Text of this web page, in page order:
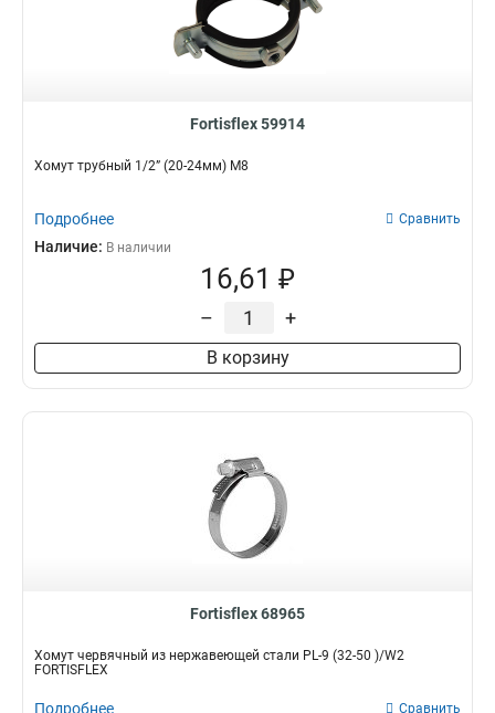
Fortisflex 59914
Хомут трубный 1/2” (20-24мм) М8
Подробнее Сравнить
Наличие: В наличии
16,61 ₽
– +
В корзину
Fortisflex 68965
Хомут червячный из нержавеющей стали PL-9 (32-50 )/W2
FORTISFLEX
Подробнее Сравнить